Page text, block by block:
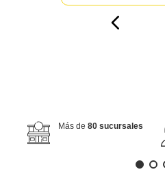
Más de 80 sucursales